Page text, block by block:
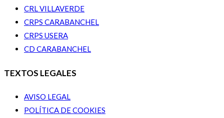
CRL VILLAVERDE
CRPS CARABANCHEL
CRPS USERA
CD CARABANCHEL
TEXTOS LEGALES
AVISO LEGAL
POLÍTICA DE COOKIES